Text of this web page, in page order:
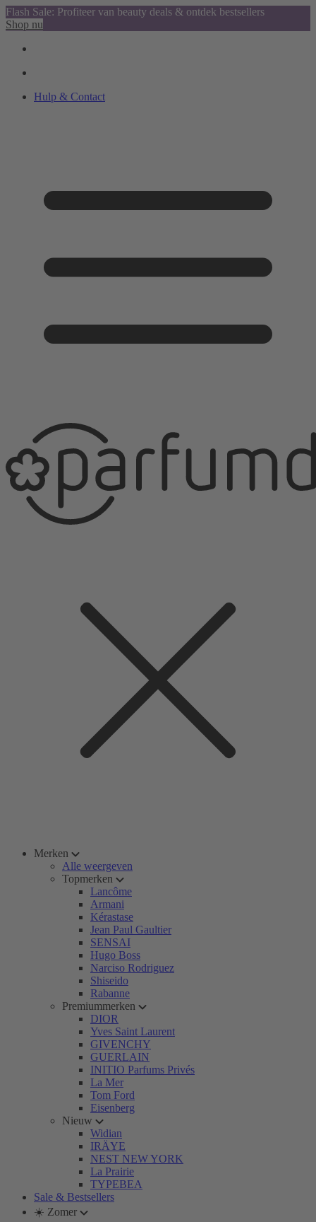
Flash Sale: Profiteer van beauty deals & ontdek bestsellers
Shop nu
Hulp & Contact
Merken
Alle weergeven
Topmerken
Lancôme
Armani
Kérastase
Jean Paul Gaultier
SENSAI
Hugo Boss
Narciso Rodriguez
Shiseido
Rabanne
Premiummerken
DIOR
Yves Saint Laurent
GIVENCHY
GUERLAIN
INITIO Parfums Privés
La Mer
Tom Ford
Eisenberg
Nieuw
Widian
IRÄYE
NEST NEW YORK
La Prairie
TYPEBEA
Sale & Bestsellers
☀️ Zomer